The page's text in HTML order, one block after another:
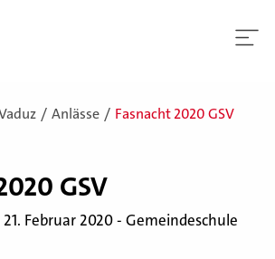
Anlässe Fasnacht 2020 GSV
GSV
Februar 2020 - Gemeindeschule